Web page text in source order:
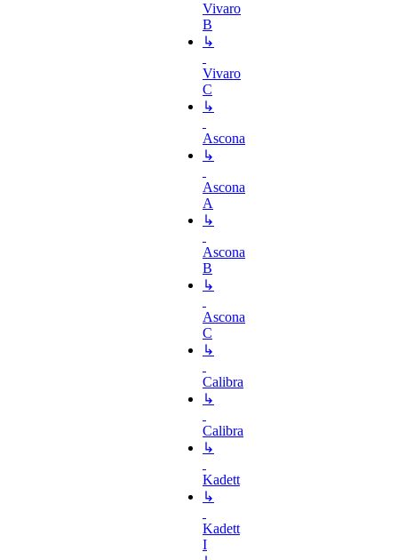
Vivaro
B
↳
Vivaro
C
↳
Ascona
↳
Ascona
A
↳
Ascona
B
↳
Ascona
C
↳
Calibra
↳
Calibra
↳
Kadett
↳
Kadett
I